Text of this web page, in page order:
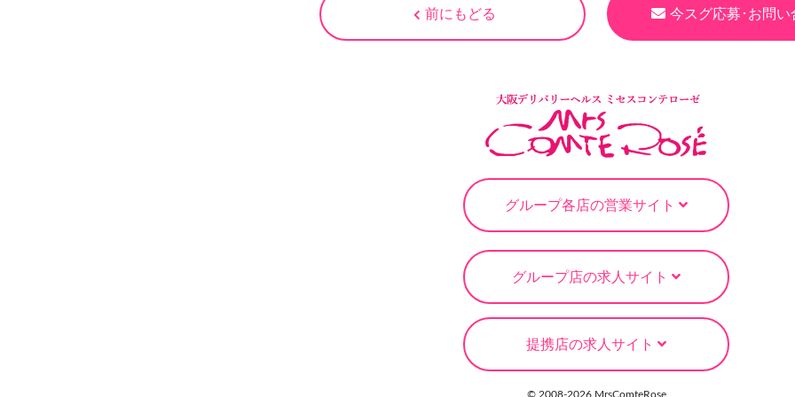
前にもどる 今スグ応募･お問い
グループ各店の営業サイト
グループ店の求人サイト
提携店の求人サイト
© 2008-2026 MrsComteRose